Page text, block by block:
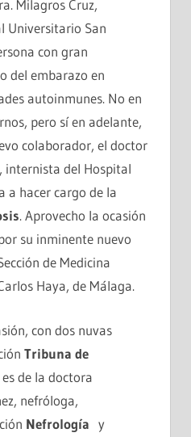
Milagros Cruz,
Universitario San
con gran
del embarazo en
autoinmunes. No en
pero sí en adelante,
colaborador, el doctor
internista del Hospital
a hacer cargo de la
. Aprovecho la ocasión
su inminente nuevo
de Medicina
Haya, de Málaga.
con dos nuvas
Tribuna de
de la doctora
nefróloga,
Nefrología y